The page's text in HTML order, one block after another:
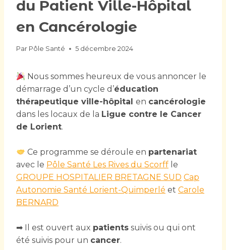
du Patient Ville-Hôpital
en Cancérologie
Par Pôle Santé 5 décembre 2024
Nous sommes heureux de vous annoncer le
démarrage d’un cycle d’éducation
thérapeutique ville-hôpital en cancérologie
dans les locaux de la Ligue contre le Cancer
de Lorient.
Ce programme se déroule en partenariat
avec le Pôle Santé Les Rives du Scorff le
GROUPE HOSPITALIER BRETAGNE SUD Cap
Autonomie Santé Lorient-Quimperlé et Carole
BERNARD
➡ Il est ouvert aux patients suivis ou qui ont
été suivis pour un cancer.